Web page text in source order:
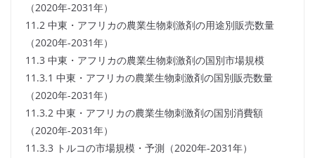
（2020年-2031年）
11.2 中東・アフリカの農業生物刺激剤の用途別販売数量
（2020年-2031年）
11.3 中東・アフリカの農業生物刺激剤の国別市場規模
11.3.1 中東・アフリカの農業生物刺激剤の国別販売数量
（2020年-2031年）
11.3.2 中東・アフリカの農業生物刺激剤の国別消費額
（2020年-2031年）
11.3.3 トルコの市場規模・予測（2020年-2031年）